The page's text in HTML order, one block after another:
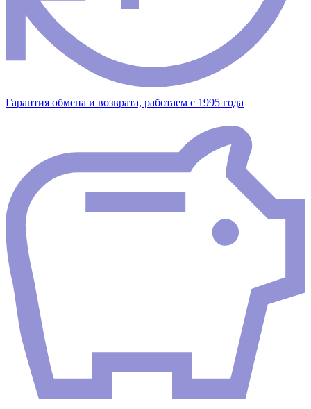
Гарантия обмена и возврата, работаем с 1995 года